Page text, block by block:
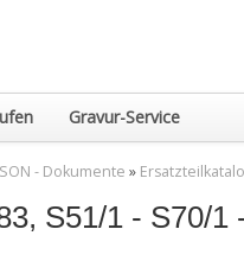
Gravur-Service
SON - Dokumente »
S51/1 - S70/1